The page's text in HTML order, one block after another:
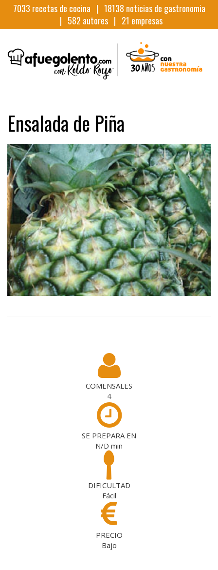
7033 recetas de cocina | 18138 noticias de gastronomia
| 582 autores | 21 empresas
Ensalada de Piña
COMENSALES
4
SE PREPARA EN
N/D min
DIFICULTAD
Fácil
PRECIO
Bajo